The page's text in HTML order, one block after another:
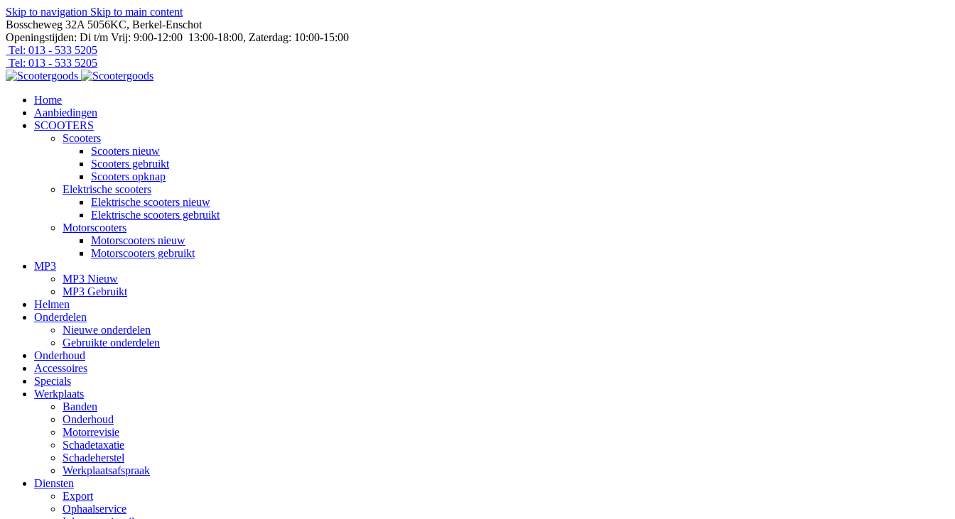
Skip to navigation Skip to main content
Bosscheweg 32A 5056KC, Berkel-Enschot
Openingstijden: Di t/m Vrij: 9:00-12:00 13:00-18:00, Zaterdag: 10:00-15:00
Tel: 013 - 533 5205
Tel: 013 - 533 5205
Home
Aanbiedingen
SCOOTERS
Scooters
Scooters nieuw
Scooters gebruikt
Scooters opknap
Elektrische scooters
Elektrische scooters nieuw
Elektrische scooters gebruikt
Motorscooters
Motorscooters nieuw
Motorscooters gebruikt
MP3
MP3 Nieuw
MP3 Gebruikt
Helmen
Onderdelen
Nieuwe onderdelen
Gebruikte onderdelen
Onderhoud
Accessoires
Specials
Werkplaats
Banden
Onderhoud
Motorrevisie
Schadetaxatie
Schadeherstel
Werkplaatsafspraak
Diensten
Export
Ophaalservice